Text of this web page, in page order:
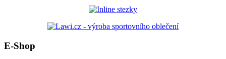
E-Shop